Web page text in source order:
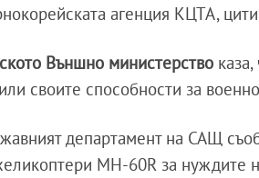
агенция КЦТА,
Външно министерство каза,
своите способности за
департамент на САЩ
MH-60R за нуждите